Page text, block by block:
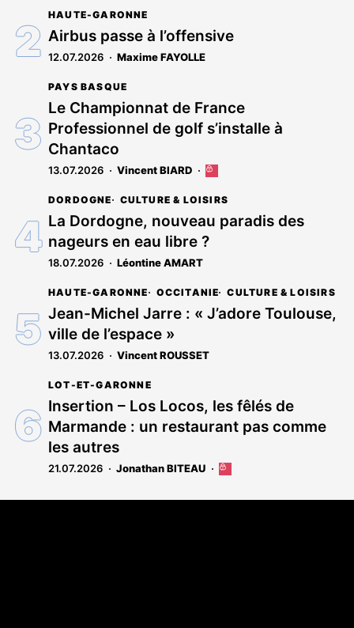
réservé
aux
HAUTE-GARONNE
Airbus passe à l’offensive
12.07.2026 Maxime FAYOLLE
PAYS BASQUE
Le Championnat de France
Professionnel de golf s’installe à
Chantaco
13.07.2026 Vincent BIARD
Cet
est
réservé
aux
abonnés
DORDOGNE CULTURE & LOISIRS
La Dordogne, nouveau paradis des
nageurs en eau libre ?
18.07.2026 Léontine AMART
HAUTE-GARONNE OCCITANIE CULTURE & LOISIRS
Jean-Michel Jarre : « J’adore Toulouse,
ville de l’espace »
13.07.2026 Vincent ROUSSET
LOT-ET-GARONNE
Insertion – Los Locos, les fêlés de
Marmande : un restaurant pas comme
les autres
21.07.2026 Jonathan BITEAU
Cet
est